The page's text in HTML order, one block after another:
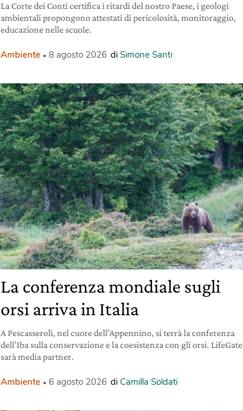
La Corte dei Conti certifica i ritardi del nostro Paese, i geologi
ambientali propongono attestati di pericolosità, monitoraggio,
educazione nelle scuole.
Ambiente 8 agosto 2026 di Simone Santi
La conferenza mondiale sugli
orsi arriva in Italia
A Pescasseroli, nel cuore dell’Appennino, si terrà la conferenza
dell’Iba sulla conservazione e la coesistenza con gli orsi. LifeGate
sarà media partner.
Ambiente 6 agosto 2026 di Camilla Soldati